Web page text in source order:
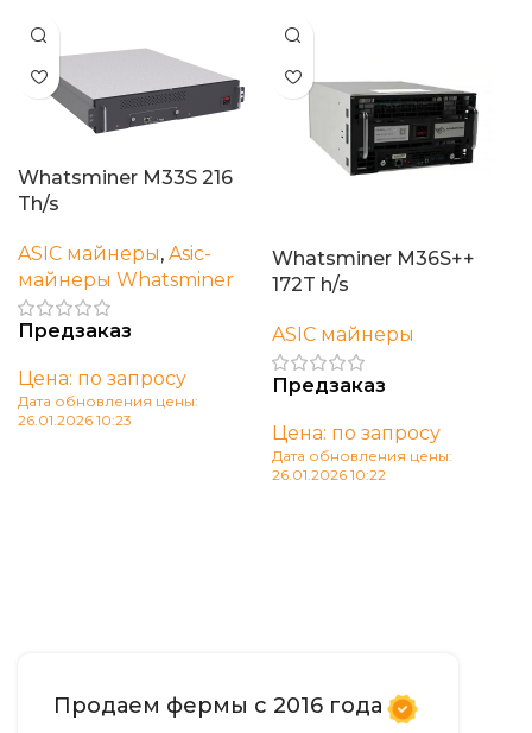
Whatsminer M33S 216
Th/s
ASIC майнеры, Asic-
майнеры Whatsminer
Предзаказ
Цена: по запросу
Дата обновления цены:
26.01.2026 10:23
Whatsminer M36S++
172T h/s
ASIC майнеры
Предзаказ
Цена: по запросу
Дата обновления цены:
26.01.2026 10:22
Продаем фермы с 2016 года